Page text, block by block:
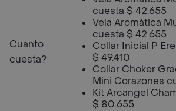
Cuanto
cuesta?
cuesta $ 42.655
Vela Aromática
cuesta $ 42.655
Collar Inicial P
$ 49.410
Collar Choker
Mini Corazones
Kit Arcangel
$ 80.655